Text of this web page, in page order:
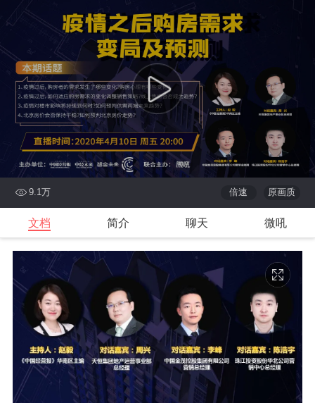
9.1万 原画质
倍速
文档 简介 聊天 微吼